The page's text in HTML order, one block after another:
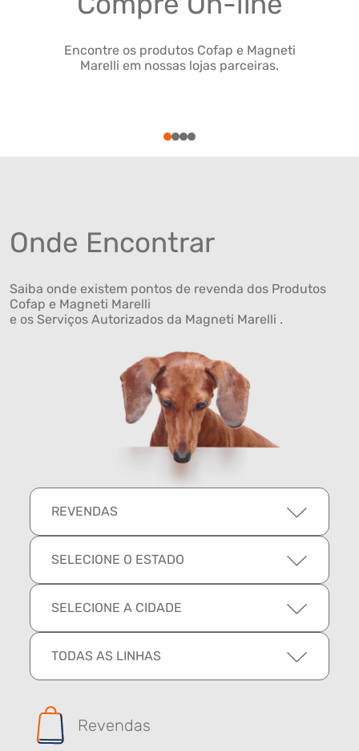
Encontre os produtos Cofap e Magneti
Marelli em nossas lojas parceiras.
1234
Onde Encontrar
Saiba onde existem pontos de revenda dos Produtos
Cofap e Magneti Marelli
e os Serviços Autorizados da Magneti Marelli .
REVENDAS
SELECIONE O ESTADO
SELECIONE A CIDADE
TODAS AS LINHAS
Revendas